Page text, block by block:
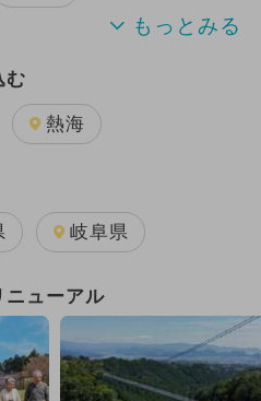
ルデンウィーク)
ト
む
熱海
岐阜県
ニューアル